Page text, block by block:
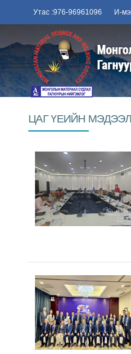
Утас :976-96961096 И-
ЦАГ ҮЕИЙН